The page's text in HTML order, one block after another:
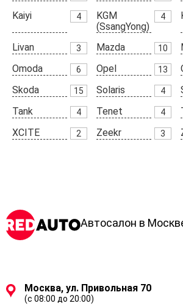
Kaiyi
4
KGM
(SsangYong)
4
Livan 3 Mazda 10
Omoda
6 Opel 13
Skoda
15 Solaris 4
Tank
4 Tenet 4
XCITE
2 Zeekr 3
Автосалон в
Москва, ул. Привольная 70
(с 08:00 до 20:00)